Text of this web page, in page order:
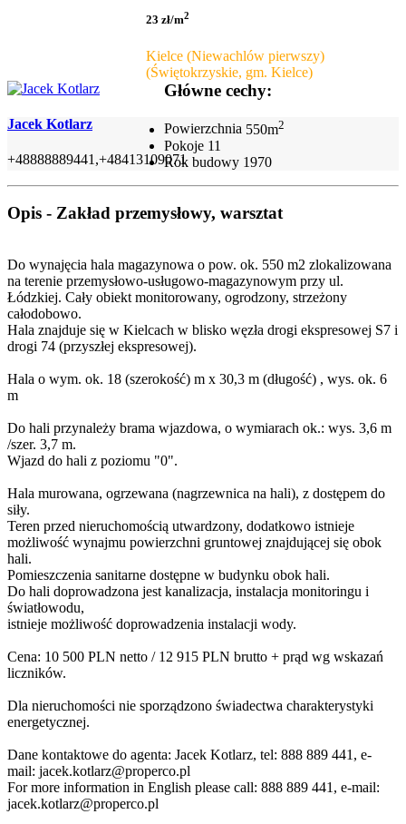
23 zł/m2
Kielce (Niewachlów pierwszy)
(Świętokrzyskie, gm. Kielce)
Jacek Kotlarz
+48888889441,+48413109071
Główne cechy:
Powierzchnia 550m2
Pokoje 11
Rok budowy 1970
Opis - Zakład przemysłowy, warsztat
Do wynajęcia hala magazynowa o pow. ok. 550 m2 zlokalizowana
na terenie przemysłowo-usługowo-magazynowym przy ul.
Łódzkiej. Cały obiekt monitorowany, ogrodzony, strzeżony
całodobowo.
Hala znajduje się w Kielcach w blisko węzła drogi ekspresowej S7 i
drogi 74 (przyszłej ekspresowej).
Hala o wym. ok. 18 (szerokość) m x 30,3 m (długość) , wys. ok. 6
m
Do hali przynależy brama wjazdowa, o wymiarach ok.: wys. 3,6 m
/szer. 3,7 m.
Wjazd do hali z poziomu "0".
Hala murowana, ogrzewana (nagrzewnica na hali), z dostępem do
siły.
Teren przed nieruchomością utwardzony, dodatkowo istnieje
możliwość wynajmu powierzchni gruntowej znajdującej się obok
hali.
Pomieszczenia sanitarne dostępne w budynku obok hali.
Do hali doprowadzona jest kanalizacja, instalacja monitoringu i
światłowodu,
istnieje możliwość doprowadzenia instalacji wody.
Cena: 10 500 PLN netto / 12 915 PLN brutto + prąd wg wskazań
liczników.
Dla nieruchomości nie sporządzono świadectwa charakterystyki
energetycznej.
Dane kontaktowe do agenta: Jacek Kotlarz, tel: 888 889 441, e-
mail: jacek.kotlarz@properco.pl
For more information in English please call: 888 889 441, e-mail:
jacek.kotlarz@properco.pl